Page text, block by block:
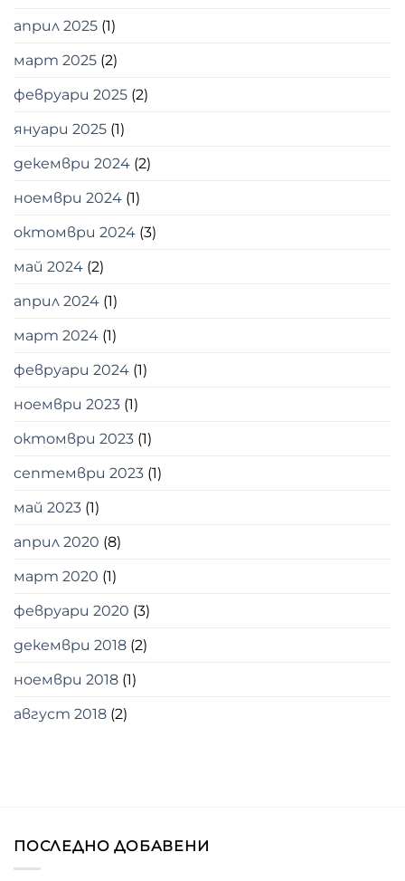
април 2025 (1)
март 2025 (2)
февруари 2025 (2)
януари 2025 (1)
декември 2024 (2)
ноември 2024 (1)
октомври 2024 (3)
май 2024 (2)
април 2024 (1)
март 2024 (1)
февруари 2024 (1)
ноември 2023 (1)
октомври 2023 (1)
септември 2023 (1)
май 2023 (1)
април 2020 (8)
март 2020 (1)
февруари 2020 (3)
декември 2018 (2)
ноември 2018 (1)
август 2018 (2)
ПОСЛЕДНО ДОБАВЕНИ